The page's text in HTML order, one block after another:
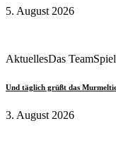
5. August 2026
AktuellesDas Team
Und täglich grüßt das
3. August 2026